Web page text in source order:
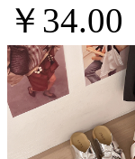
￥34.00